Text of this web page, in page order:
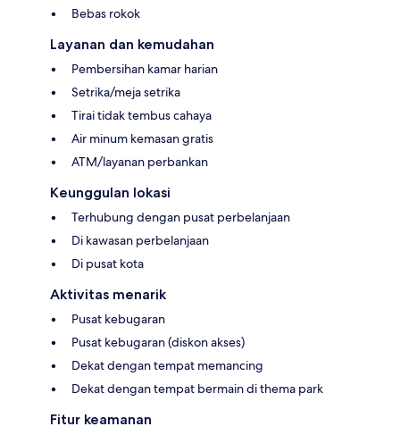
Bebas rokok
Layanan dan kemudahan
Pembersihan kamar harian
Setrika/meja setrika
Tirai tidak tembus cahaya
Air minum kemasan gratis
ATM/layanan perbankan
Keunggulan lokasi
Terhubung dengan pusat perbelanjaan
Di kawasan perbelanjaan
Di pusat kota
Aktivitas menarik
Pusat kebugaran
Pusat kebugaran (diskon akses)
Dekat dengan tempat memancing
Dekat dengan tempat bermain di thema park
Fitur keamanan